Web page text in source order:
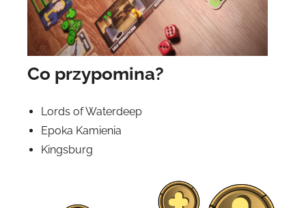
Co przypomina?
Lords of Waterdeep
Epoka Kamienia
Kingsburg